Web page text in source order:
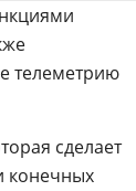
телеметрию
сделает
конечных